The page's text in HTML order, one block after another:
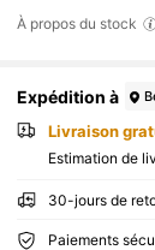
À propos du stock
Expédition à
Livraison
Estimation de
30-jours de
Paiements